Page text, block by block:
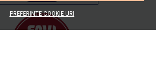
PREFERINTE COOKIE-URI